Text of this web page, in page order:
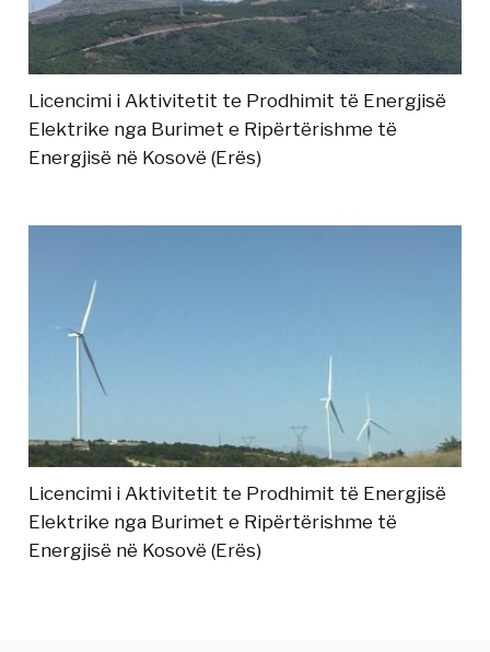
Licencimi i Aktivitetit te Prodhimit të Energjisë
Elektrike nga Burimet e Ripërtërishme të
Energjisë në Kosovë (Erës)
Licencimi i Aktivitetit te Prodhimit të Energjisë
Elektrike nga Burimet e Ripërtërishme të
Energjisë në Kosovë (Erës)